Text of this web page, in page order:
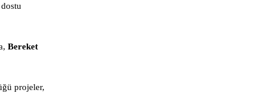
Bereket
projeler,